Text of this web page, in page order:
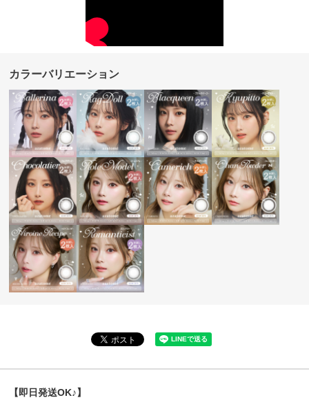
カラーバリエーション
【即日発送OK♪】